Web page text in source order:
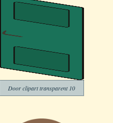
Door clipart transparent 10